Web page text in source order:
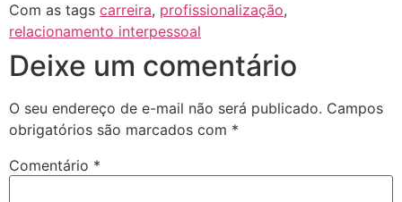
Com as tags carreira, profissionalização,
relacionamento interpessoal
Deixe um comentário
O seu endereço de e-mail não será publicado. Campos
obrigatórios são marcados com *
Comentário *